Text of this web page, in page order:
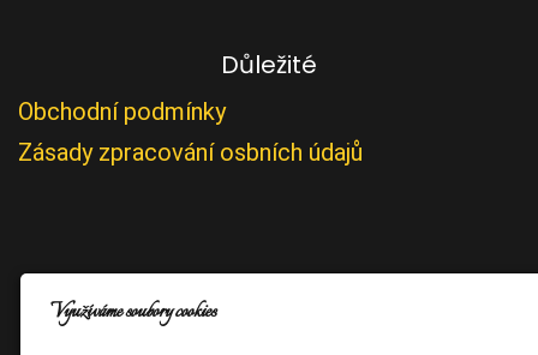
Důležité
Obchodní podmínky
Zásady zpracování osbních údajů
Využíváme soubory cookies